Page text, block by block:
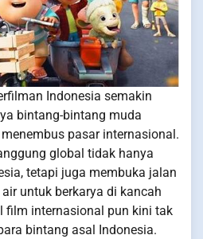
Indonesia semakin
bintang-bintang muda
pasar internasional.
global tidak hanya
tetapi juga membuka jalan
untuk berkarya di kancah
film internasional pun kini tak
bintang asal Indonesia.